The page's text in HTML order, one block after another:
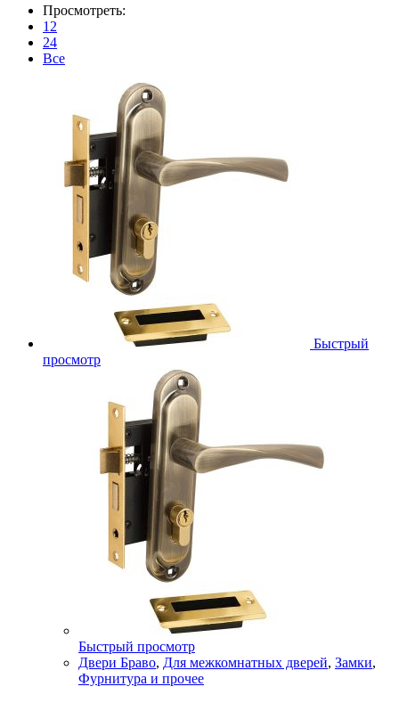
Просмотреть:
12
24
Все
Быстрый
просмотр
Быстрый просмотр
Двери Браво, Для межкомнатных дверей, Замки,
Фурнитура и прочее